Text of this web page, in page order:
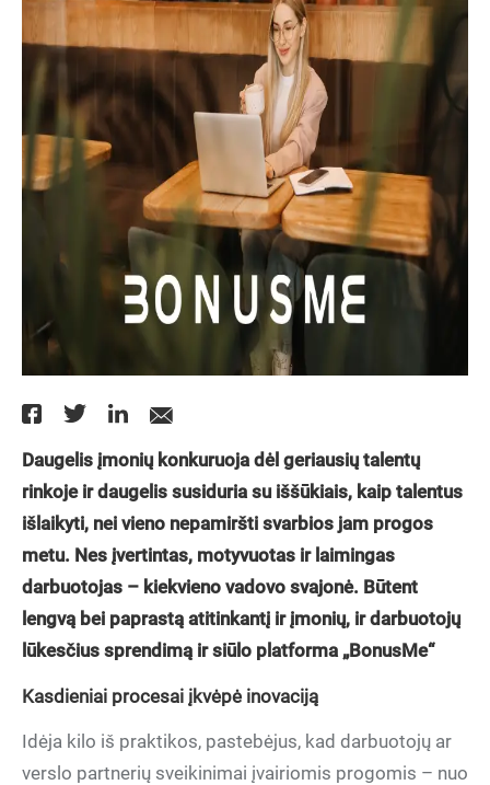
Daugelis įmonių konkuruoja dėl geriausių talentų
rinkoje ir daugelis susiduria su iššūkiais, kaip talentus
išlaikyti, nei vieno nepamiršti svarbios jam progos
metu. Nes įvertintas, motyvuotas ir laimingas
darbuotojas – kiekvieno vadovo svajonė. Būtent
lengvą bei paprastą atitinkantį ir įmonių, ir darbuotojų
lūkesčius sprendimą ir siūlo platforma „BonusMe“
Kasdieniai procesai įkvėpė inovaciją
Idėja kilo iš praktikos, pastebėjus, kad darbuotojų ar
verslo partnerių sveikinimai įvairiomis progomis – nuo